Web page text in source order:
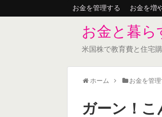
お金を管理する お金を増
お金と暮
米国株で教育費と住宅
ホーム お金を管
ガーン！